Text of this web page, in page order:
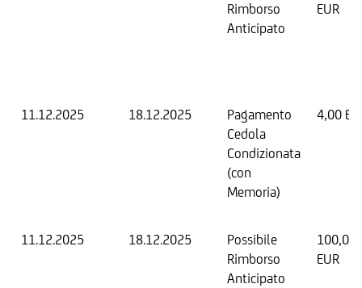
Rimborso
Anticipato
EUR
11.12.2025 18.12.2025
Pagamento
Cedola
Condizionata
(con
Memoria)
4,00
11.12.2025 18.12.2025
Possibile
Rimborso
Anticipato
100,00
EUR